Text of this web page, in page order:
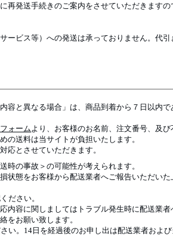
再発送手続きのご案内をさせていただきます
ビス等）への発送は承っておりません。代引
容と異なる場合」は、商品到着から７日以内
ォームより、お客様のお名前、注文番号、及
の送料は当サイトが負担いたします。
応とさせていただきます。
時の事故＞の可能性が考えられます。
状態をお客様から配送業者へご報告いただい
ださい。
容に関しましてはトラブル発生時に配送業者
をお願い致します。
。14日を経過後のお申し出は配送業者およ